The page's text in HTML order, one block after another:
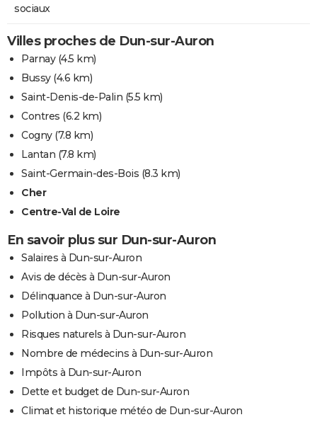
sociaux
Villes proches de Dun-sur-Auron
Parnay(4.5 km)
Bussy(4.6 km)
Saint-Denis-de-Palin (5.5 km)
Contres (6.2 km)
Cogny(7.8 km)
Lantan (7.8 km)
Saint-Germain-des-Bois (8.3 km)
Cher
Centre-Val de Loire
En savoir plus sur Dun-sur-Auron
Salaires à Dun-sur-Auron
Avis de décès à Dun-sur-Auron
Délinquance à Dun-sur-Auron
Pollution à Dun-sur-Auron
Risques naturels à Dun-sur-Auron
Nombre de médecins à Dun-sur-Auron
Impôts à Dun-sur-Auron
Dette et budget de Dun-sur-Auron
Climat et historique météo de Dun-sur-Auron